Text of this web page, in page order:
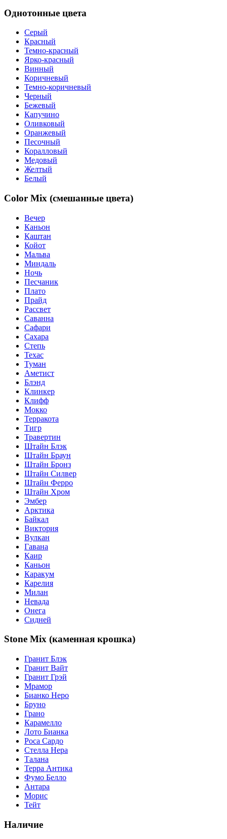
Однотонные цвета
Серый
Красный
Темно-красный
Ярко-красный
Винный
Коричневый
Темно-коричневый
Черный
Бежевый
Капучино
Оливковый
Оранжевый
Песочный
Коралловый
Медовый
Желтый
Белый
Color Mix (смешанные цвета)
Вечер
Каньон
Каштан
Койот
Мальва
Миндаль
Ночь
Песчаник
Плато
Прайд
Рассвет
Саванна
Сафари
Сахара
Степь
Техас
Туман
Аметист
Блэнд
Клинкер
Клифф
Мокко
Терракота
Тигр
Травертин
Штайн Блэк
Штайн Браун
Штайн Бронз
Штайн Силвер
Штайн Ферро
Штайн Хром
Эмбер
Арктика
Байкал
Виктория
Вулкан
Гавана
Каир
Каньон
Каракум
Карелия
Милан
Невада
Онега
Сидней
Stone Mix (каменная крошка)
Гранит Блэк
Гранит Вайт
Гранит Грэй
Мрамор
Бианко Неро
Бруно
Грано
Карамелло
Лото Бианка
Роса Сардо
Стелла Нера
Талана
Терра Антика
Фумо Белло
Антара
Морис
Тейт
Наличие